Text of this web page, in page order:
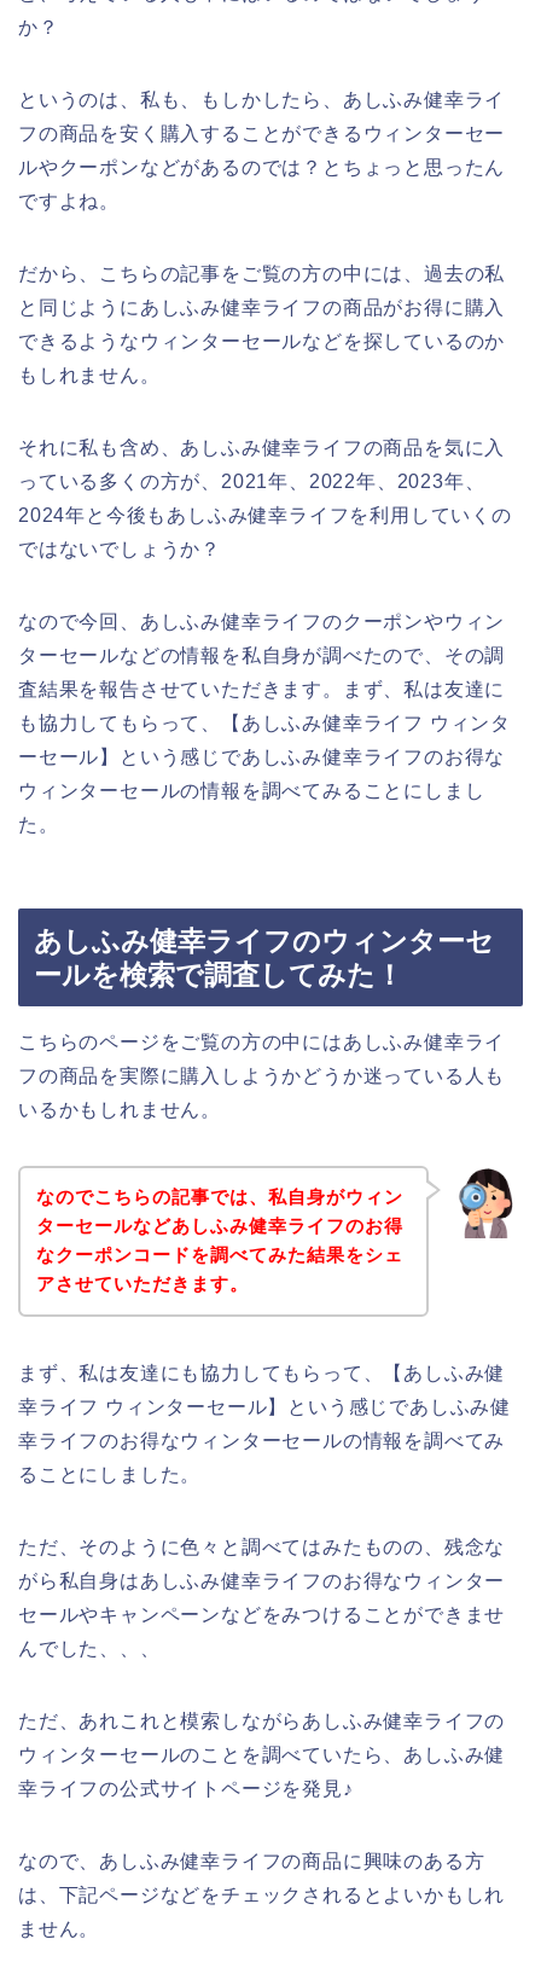
か？
というのは、私も、もしかしたら、あしふみ健幸ライ
フの商品を安く購入することができるウィンターセー
ルやクーポンなどがあるのでは？とちょっと思ったん
ですよね。
だから、こちらの記事をご覧の方の中には、過去の私
と同じようにあしふみ健幸ライフの商品がお得に購入
できるようなウィンターセールなどを探しているのか
もしれません。
それに私も含め、あしふみ健幸ライフの商品を気に入
っている多くの方が、2021年、2022年、2023年、
2024年と今後もあしふみ健幸ライフを利用していくの
ではないでしょうか？
なので今回、あしふみ健幸ライフのクーポンやウィン
ターセールなどの情報を私自身が調べたので、その調
査結果を報告させていただきます。まず、私は友達に
も協力してもらって、【あしふみ健幸ライフ ウィンタ
ーセール】という感じであしふみ健幸ライフのお得な
ウィンターセールの情報を調べてみることにしまし
た。
あしふみ健幸ライフのウィンターセ
ールを検索で調査してみた！
こちらのページをご覧の方の中にはあしふみ健幸ライ
フの商品を実際に購入しようかどうか迷っている人も
いるかもしれません。
なのでこちらの記事では、私自身がウィン
ターセールなどあしふみ健幸ライフのお得
なクーポンコードを調べてみた結果をシェ
アさせていただきます。
まず、私は友達にも協力してもらって、【あしふみ健
幸ライフ ウィンターセール】という感じであしふみ健
幸ライフのお得なウィンターセールの情報を調べてみ
ることにしました。
ただ、そのように色々と調べてはみたものの、残念な
がら私自身はあしふみ健幸ライフのお得なウィンター
セールやキャンペーンなどをみつけることができませ
んでした、、、
ただ、あれこれと模索しながらあしふみ健幸ライフの
ウィンターセールのことを調べていたら、あしふみ健
幸ライフの公式サイトページを発見♪
なので、あしふみ健幸ライフの商品に興味のある方
は、下記ページなどをチェックされるとよいかもしれ
ません。